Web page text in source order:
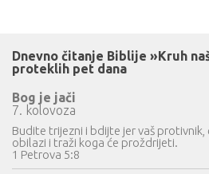
Dnevno čitanje Biblije »Kruh
proteklih pet dana
Bog je jači
7. kolovoza
Budite trijezni i bdijte jer vaš protivnik,
obilazi i traži koga će proždrijeti.
1 Petrova 5:8